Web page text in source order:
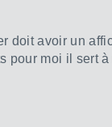
doit avoir un
pour moi il sert